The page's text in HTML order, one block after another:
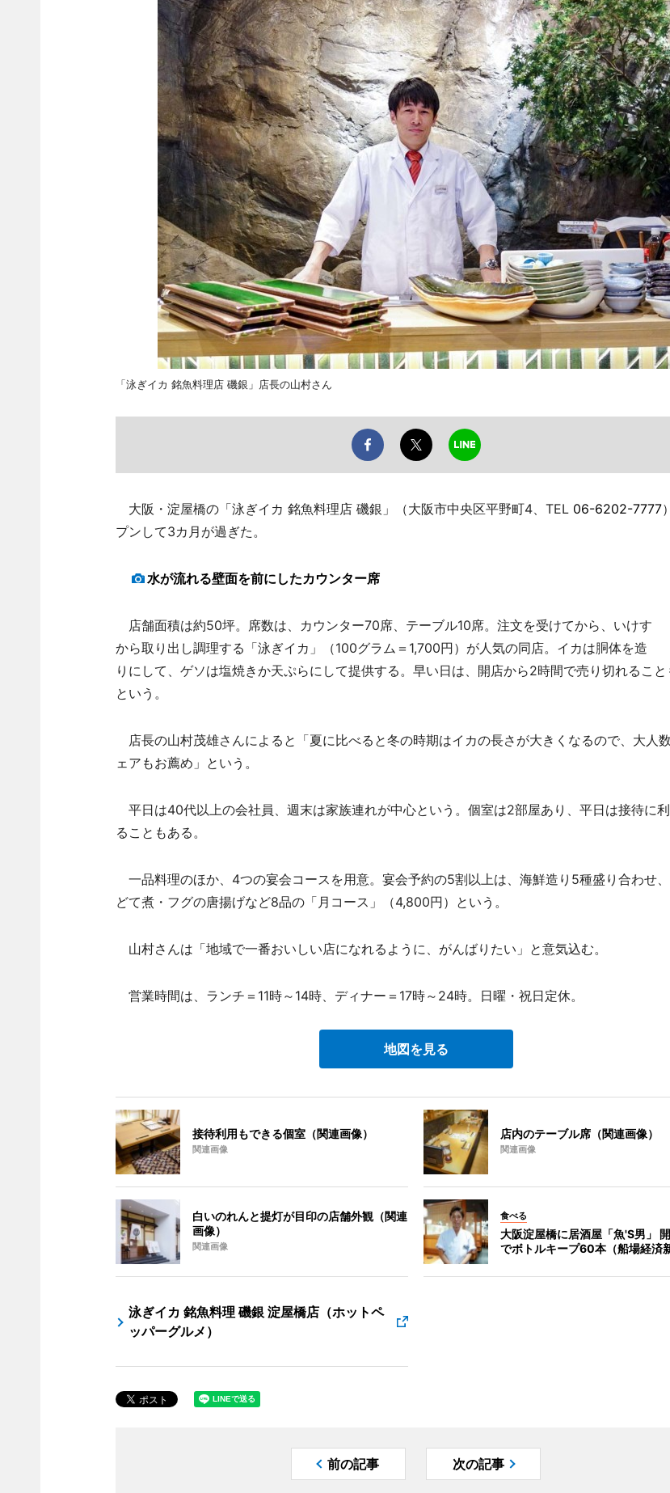
「泳ぎイカ 銘魚料理店 磯銀」店長の山村さん
大阪・淀屋橋の「泳ぎイカ 銘魚料理店 磯銀」（大阪市中央区平野町4、TEL 06-6202-7777
プンして3カ月が過ぎた。
水が流れる壁面を前にしたカウンター席
店舗面積は約50坪。席数は、カウンター70席、テーブル10席。注文を受けてから、いけす
から取り出し調理する「泳ぎイカ」（100グラム＝1,700円）が人気の同店。イカは胴体を造
りにして、ゲソは塩焼きか天ぷらにして提供する。早い日は、開店から2時間で売り切れること
という。
店長の山村茂雄さんによると「夏に比べると冬の時期はイカの長さが大きくなるので、大人
ェアもお薦め」という。
平日は40代以上の会社員、週末は家族連れが中心という。個室は2部屋あり、平日は接待に
ることもある。
一品料理のほか、4つの宴会コースを用意。宴会予約の5割以上は、海鮮造り5種盛り合わせ
どて煮・フグの唐揚げなど8品の「月コース」（4,800円）という。
山村さんは「地域で一番おいしい店になれるように、がんばりたい」と意気込む。
営業時間は、ランチ＝11時～14時、ディナー＝17時～24時。日曜・祝日定休。
地図を見る
接待利用もできる個室（関連画像）
関連画像
店内のテーブル席（関連画像）
関連画像
白いのれんと提灯が目印の店舗外観（関連
画像）
関連画像
食べる
大阪淀屋橋に居酒屋「魚'S男」
でボトルキープ60本（船場経済
泳ぎイカ 銘魚料理 磯銀 淀屋橋店（ホットペ
ッパーグルメ）
前の記事 次の記事